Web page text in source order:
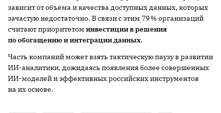
зависит от объёма и качества доступных данных, которых
зачастую недостаточно. В связи с этим 79 % организаций
считают приоритетом инвестиции в решения
по обогащению и интеграции данных.
Часть компаний может взять тактическую паузу в развитии
ИИ-аналитики, дожидаясь появления более совершенных
ИИ-моделей и эффективных российских инструментов
на их основе.